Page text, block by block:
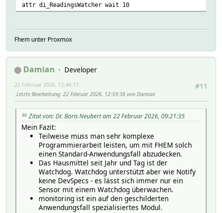
attr di_ReadingsWatcher wait 10
Fhem unter Proxmox
Damian
Developer
#11
22 Februar 2026, 12:46:17
Letzte Bearbeitung: 22 Februar 2026, 12:59:36 von Damian
Zitat von: Dr. Boris Neubert am 22 Februar 2026, 09:21:35
Mein Fazit:
Teilweise muss man sehr komplexe
Programmierarbeit leisten, um mit FHEM solch
einen Standard-Anwendungsfall abzudecken.
Das Hausmittel seit Jahr und Tag ist der
Watchdog. Watchdog unterstützt aber wie Notify
keine DevSpecs - es lässt sich immer nur ein
Sensor mit einem Watchdog überwachen.
monitoring ist ein auf den geschilderten
Anwendungsfall spezialisiertes Modul.